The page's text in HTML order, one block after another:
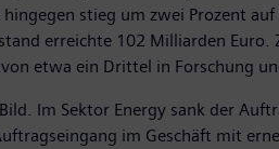
stieg um zwei Prozent
erreichte 102 Milliarden Euro.
etwa ein Drittel in Forschung
Im Sektor Energy sank der
im Geschäft mit